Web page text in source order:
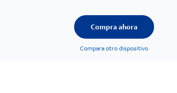
Compra ahora
Compara otro dispositivo